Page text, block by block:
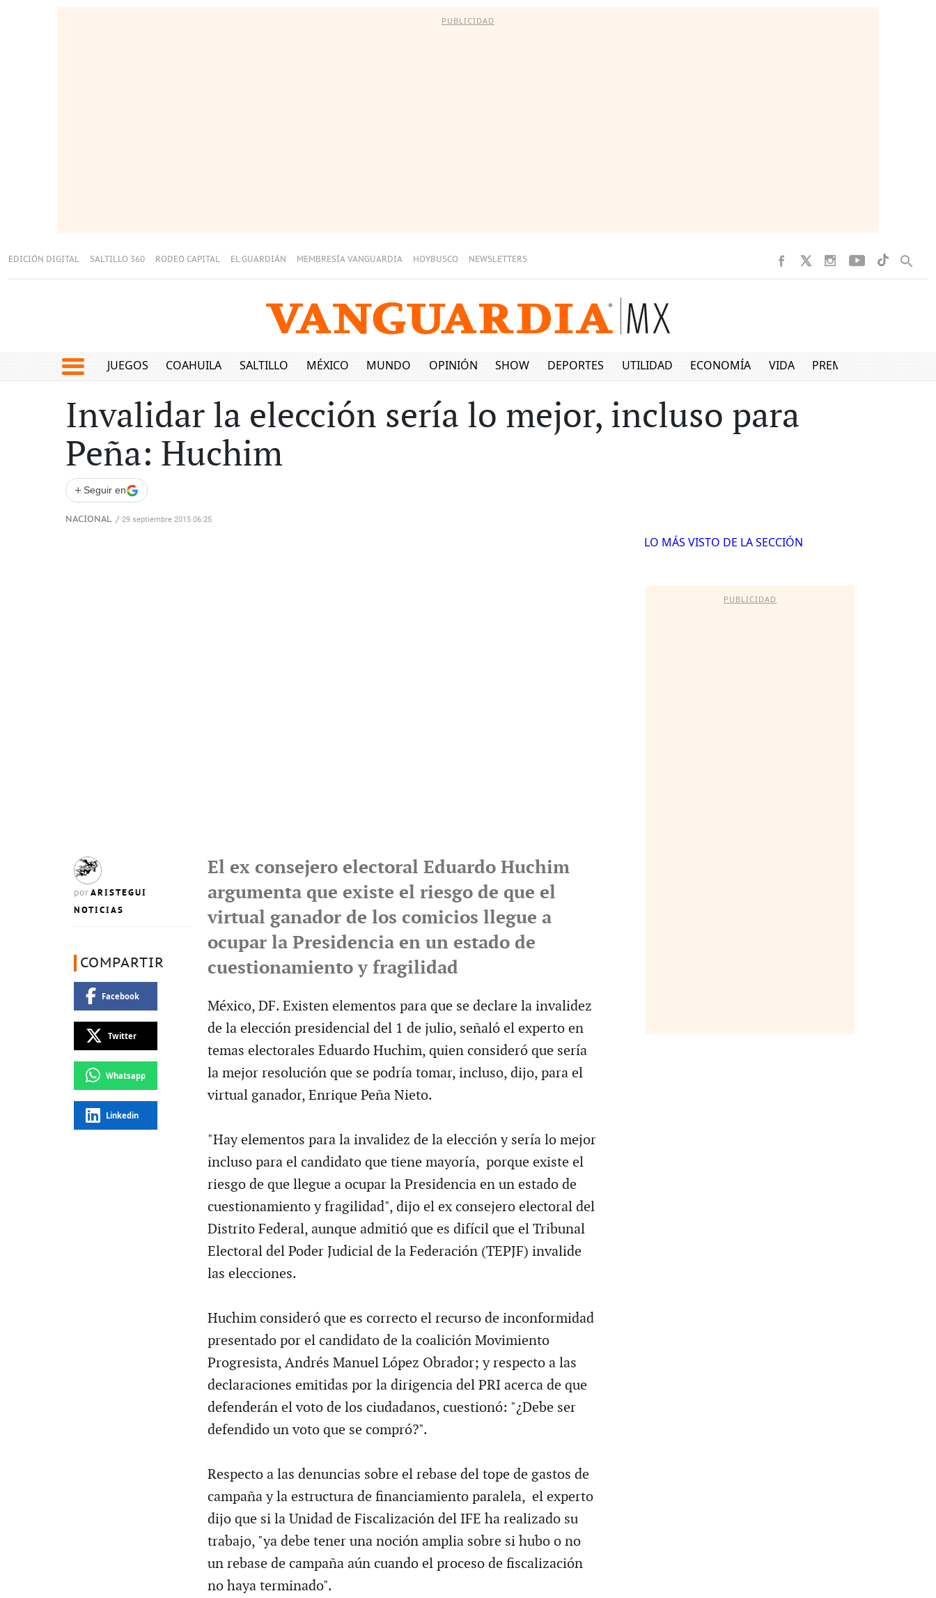
PUBLICIDAD
EDICIÓN DIGITAL SALTILLO 360 RODEO CAPITAL EL GUARDIÁN MEMBRESÍA VANGUARDIA HOYBUSCO NEWSLETTERS
JUEGOS COAHUILA SALTILLO MÉXICO MUNDO OPINIÓN SHOW DEPORTES UTILIDAD ECONOMÍA VIDA PREMIUM
Invalidar la elección sería lo mejor, incluso para
Peña: Huchim
+ Seguir en
NACIONAL / 29 septiembre 2015 06:25
por ARISTEGUI
NOTICIAS
COMPARTIR
Facebook
Twitter
Whatsapp
Linkedin
El ex consejero electoral Eduardo Huchim
argumenta que existe el riesgo de que el
virtual ganador de los comicios llegue a
ocupar la Presidencia en un estado de
cuestionamiento y fragilidad
México, DF. Existen elementos para que se declare la invalidez
de la elección presidencial del 1 de julio, señaló el experto en
temas electorales Eduardo Huchim, quien consideró que sería
la mejor resolución que se podría tomar, incluso, dijo, para el
virtual ganador, Enrique Peña Nieto.
"Hay elementos para la invalidez de la elección y sería lo mejor
incluso para el candidato que tiene mayoría, porque existe el
riesgo de que llegue a ocupar la Presidencia en un estado de
cuestionamiento y fragilidad", dijo el ex consejero electoral del
Distrito Federal, aunque admitió que es difícil que el Tribunal
Electoral del Poder Judicial de la Federación (TEPJF) invalide
las elecciones.
Huchim consideró que es correcto el recurso de inconformidad
presentado por el candidato de la coalición Movimiento
Progresista, Andrés Manuel López Obrador; y respecto a las
declaraciones emitidas por la dirigencia del PRI acerca de que
defenderán el voto de los ciudadanos, cuestionó: "¿Debe ser
defendido un voto que se compró?".
Respecto a las denuncias sobre el rebase del tope de gastos de
campaña y la estructura de financiamiento paralela, el experto
dijo que si la Unidad de Fiscalización del IFE ha realizado su
trabajo, "ya debe tener una noción amplia sobre si hubo o no
un rebase de campaña aún cuando el proceso de fiscalización
no haya terminado".
LO MÁS VISTO DE LA SECCIÓN
PUBLICIDAD